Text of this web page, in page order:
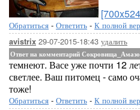
Обратиться - Ответить - К полной
avistrix 29-07-2015-18:43 удалить
Ответ на комментарий
темнеют. Васе уже почти 12
светлее. Ваш питомец - само
тоже!
Обратиться - Ответить - К полной